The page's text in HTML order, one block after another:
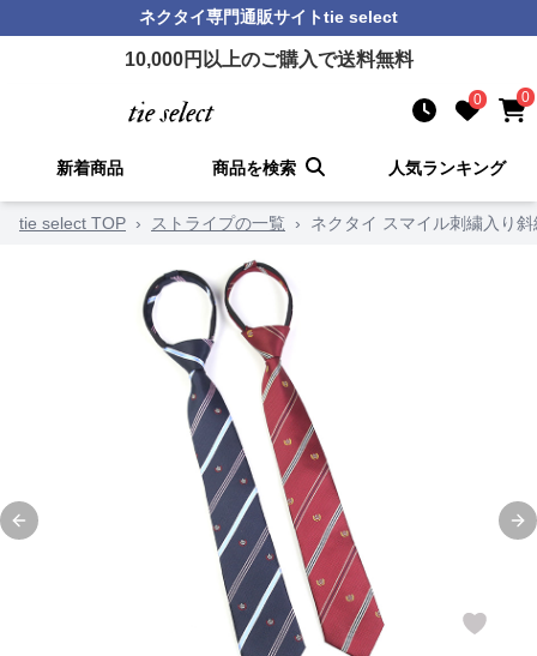
ネクタイ専門通販サイトtie select
10,000円以上のご購入で送料無料
0 0
新着商品 商品を検索 人気ランキング
tie select TOP › ストライプの一覧 › ネクタイ スマイル刺繍入り
Previous slide